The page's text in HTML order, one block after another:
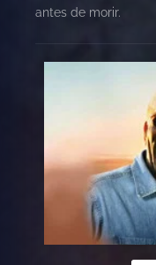
antes de morir.